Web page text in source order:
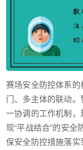
赛场安全防控体系
门、多主体的联动
一协调的工作机制
现“平战结合”的安
保安全防控措施落实